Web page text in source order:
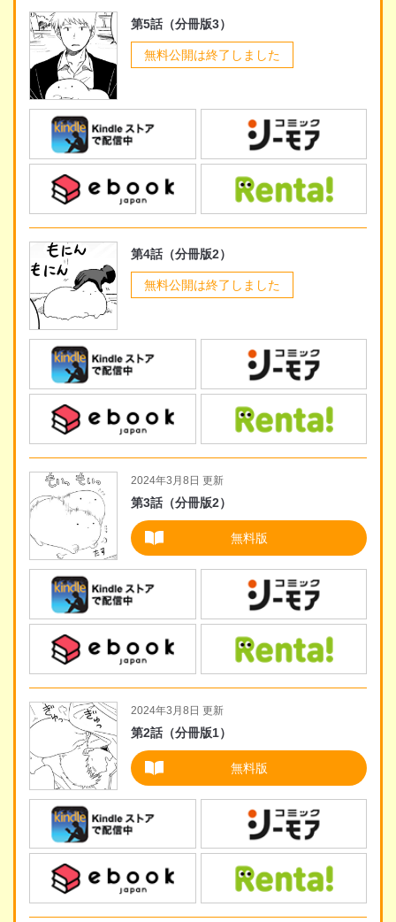
2024年3月8日 更新
第2話（分冊版1）
無料版
2024年3月8日 更新
第3話（分冊版2）
無料版
第4話（分冊版2）
無料公開は終了しました
第5話（分冊版3）
無料公開は終了しました